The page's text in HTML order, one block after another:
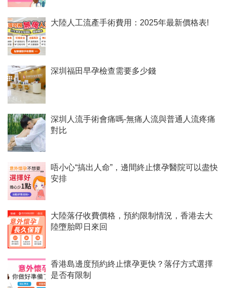
大陸人工流產手術費用：2025年最新價格表!
深圳福田早孕檢查需要多少錢
深圳人流手術會痛嗎-無痛人流與普通人流疼痛
對比
唔小心“搞出人命”，邊間終止懷孕醫院可以盡快
安排
​大陸落仔收費價格，預約限制情況，香港去大
陸墮胎即日來回
香港島邊度預約終止懷孕更快？落仔方式選擇
是否有限制